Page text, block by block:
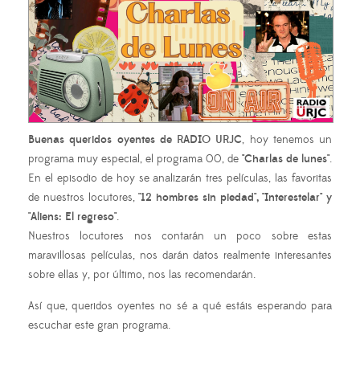
Buenas queridos oyentes de RADIO URJC, hoy tenemos un
programa muy especial, el programa 00, de "Charlas de lunes".
En el episodio de hoy se analizarán tres películas, las favoritas
de nuestros locutores,"12 hombres sin piedad", "Interestelar" y
"Aliens: El regreso".
Nuestros locutores nos contarán un poco sobre estas
maravillosas películas, nos darán datos realmente interesantes
sobre ellas y, por último, nos las recomendarán.
Así que, queridos oyentes no sé a qué estáis esperando para
escuchar este gran programa.